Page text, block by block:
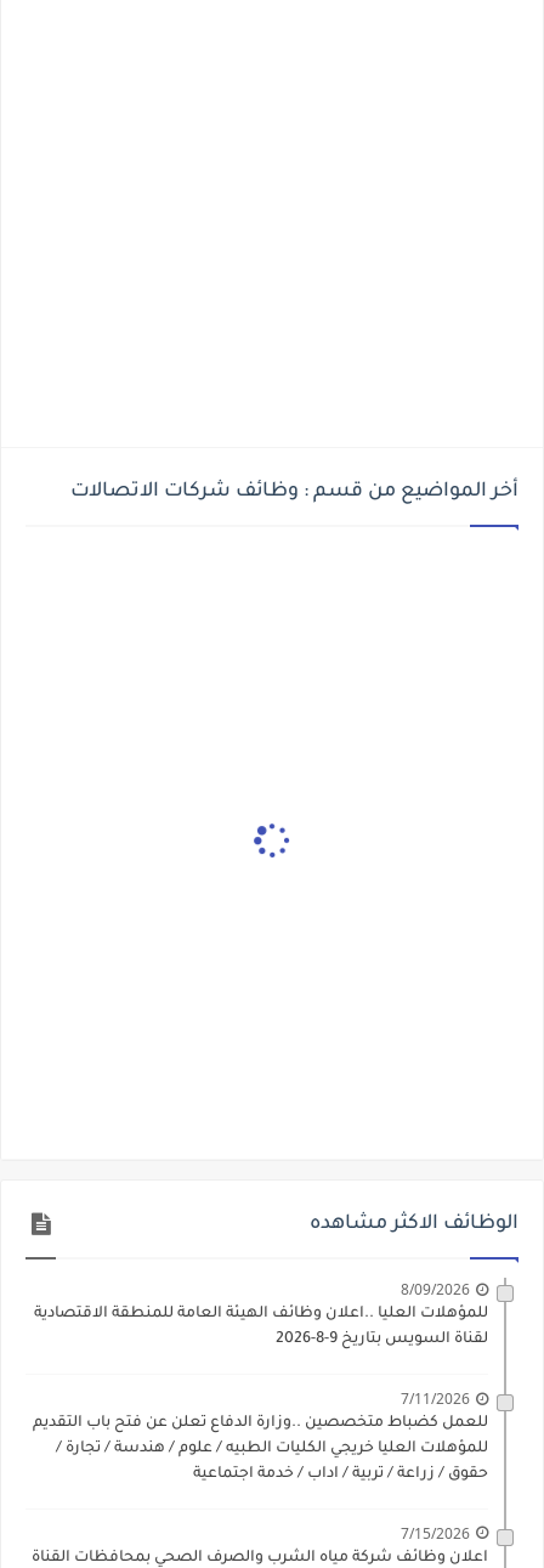
أخر المواضيع من قسم : وظائف شركات الاتصالات
الوظائف الاكثر مشاهده
8/09/2026
للمؤهلات العليا ..اعلان وظائف الهيئة العامة للمنطقة الاقتصادية
لقناة السويس بتاريخ 9-8-2026
7/11/2026
للعمل كضباط متخصصين ..وزارة الدفاع تعلن عن فتح باب التقديم
للمؤهلات العليا خريجي الكليات الطبيه / علوم / هندسة / تجارة /
حقوق / زراعة / تربية / اداب / خدمة اجتماعية
7/15/2026
اعلان وظائف شركة مياه الشرب والصرف الصحي بمحافظات القناة